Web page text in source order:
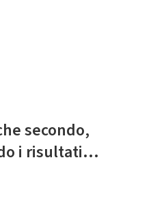
secondo,
i risultati...